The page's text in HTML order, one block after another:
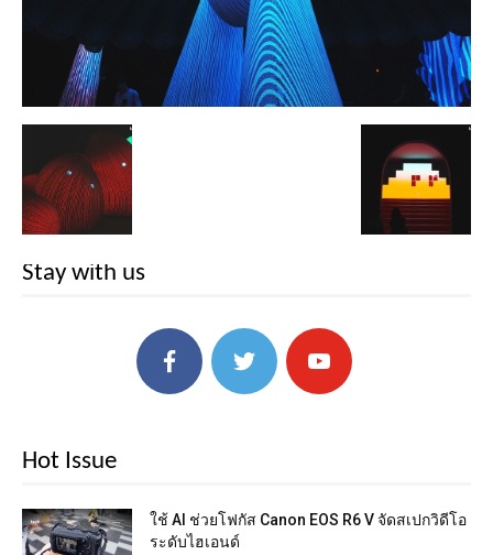
Stay with us
Hot Issue
ใช้ AI ช่วยโฟกัส Canon EOS R6 V จัดสเปกวิดีโอ
ระดับไฮเอนด์